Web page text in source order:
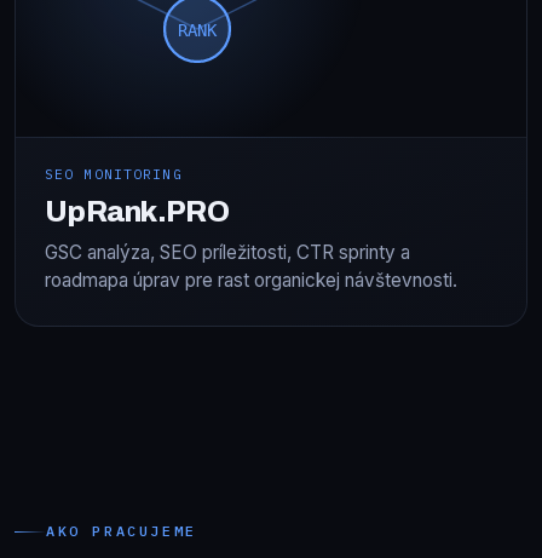
RANK
SEO MONITORING
UpRank.PRO
GSC analýza, SEO príležitosti, CTR sprinty a
roadmapa úprav pre rast organickej návštevnosti.
AKO PRACUJEME